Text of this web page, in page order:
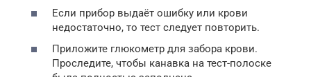
Если прибор выдаёт ошибку или крови
недостаточно, то тест следует повторить.
Приложите глюкометр для забора крови.
Проследите, чтобы канавка на тест-полоске